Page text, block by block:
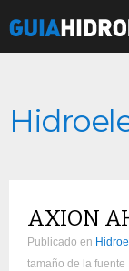
AXION
Publicado en
tamaño de la fuente